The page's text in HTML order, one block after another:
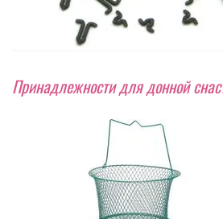
Принадлежности для донной